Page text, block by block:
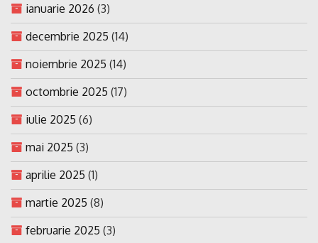
ianuarie 2026 (3)
decembrie 2025 (14)
noiembrie 2025 (14)
octombrie 2025 (17)
iulie 2025 (6)
mai 2025 (3)
aprilie 2025 (1)
martie 2025 (8)
februarie 2025 (3)